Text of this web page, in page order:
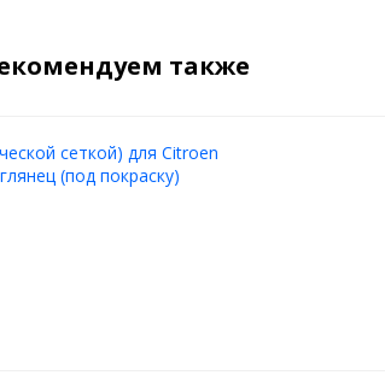
также
сеткой) для Citroen
(под покраску)